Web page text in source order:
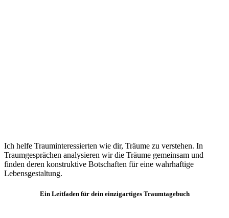
Ich helfe Trauminteressierten wie dir, Träume zu verstehen. In
Traumgesprächen analysieren wir die Träume gemeinsam und
finden deren konstruktive Botschaften für eine wahrhaftige
Lebensgestaltung.
Ein Leitfaden für dein einzigartiges Traumtagebuch